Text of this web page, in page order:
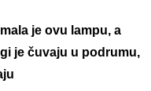
je ovu lampu, a
je čuvaju u podrumu,